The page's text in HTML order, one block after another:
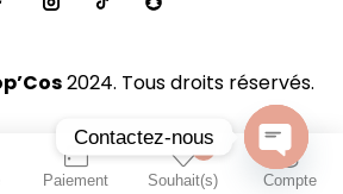
Paiement
0
Souhait(s) Compte
2024. Tous droits réservés.
Contactez-nous
Open